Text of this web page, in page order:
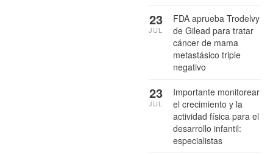
FDA aprueba Trodelvy
de Gilead para tratar
cáncer de mama
metastásico triple
negativo
23
JUL
Importante monitorear
el crecimiento y la
actividad física para el
desarrollo infantil:
especialistas
23
JUL